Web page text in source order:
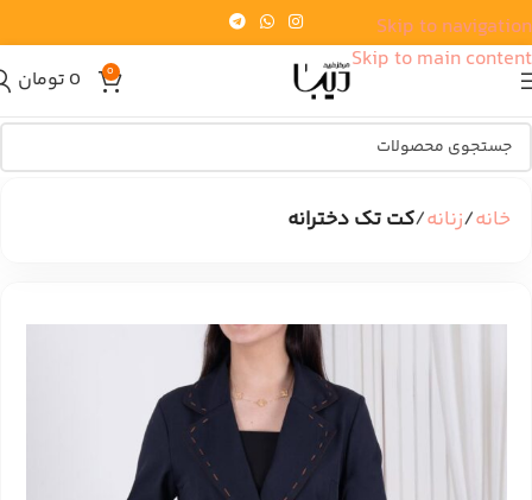
Skip to navigation
Skip to main content
0
0 تومان
خانه زنانه کت تک دخترانه